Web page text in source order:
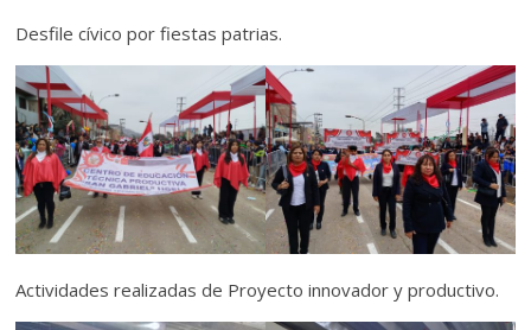
Desfile cívico por fiestas patrias.
Actividades realizadas de Proyecto innovador y productivo.